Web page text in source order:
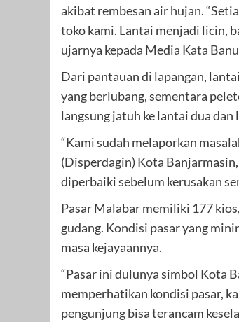
akibat rembesan air hujan.
toko kami. Lantai menjadi licin,
ujarnya kepada Media Kata
Dari pantauan di lapangan,
yang berlubang, sementara
langsung jatuh ke lantai dua
“Kami sudah melaporkan
(Disperdagin) Kota
diperbaiki sebelum kerusakan
Pasar Malabar memiliki 177
gudang. Kondisi pasar yang
masa kejayaannya.
“Pasar ini dulunya simbol Kota
memperhatikan kondisi pasar,
pengunjung bisa terancam